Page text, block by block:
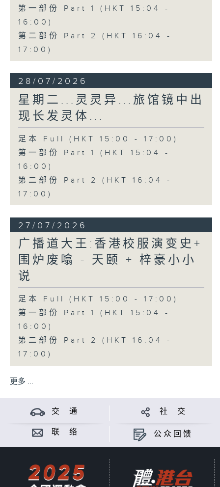
第一部份 Part 1 (HKT 15:04 -
16:00)
第二部份 Part 2 (HKT 16:04 -
17:00)
28/07/2026
星期二...灵灵异...旅馆镜中出
现长发灵体...
足本 Full (HKT 15:00 - 17:00)
第一部份 Part 1 (HKT 15:04 -
16:00)
第二部份 Part 2 (HKT 16:04 -
17:00)
27/07/2026
广播道大王:香港校服演变史+
围炉废噏 - 天颐 + 梓豪小小
说
足本 Full (HKT 15:00 - 17:00)
第一部份 Part 1 (HKT 15:04 -
16:00)
第二部份 Part 2 (HKT 16:04 -
17:00)
更多 ...
交 通 社 交
联 络 公众回馈